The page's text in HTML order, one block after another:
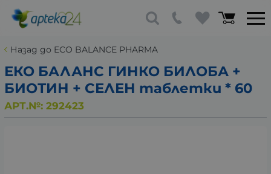
Назад до ECO BALANCE PHARMA
ЕКО БАЛАНС ГИНКО БИЛОБА +
БИОТИН + СЕЛЕН таблетки * 60
АРТ.№: 292423